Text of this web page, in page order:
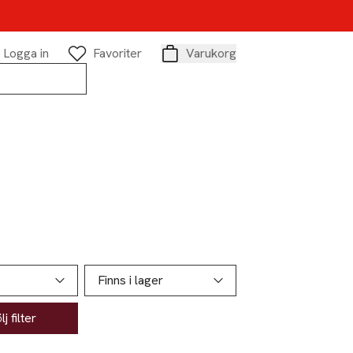
Logga in
Favoriter
Varukorg
Finns i lager
filter